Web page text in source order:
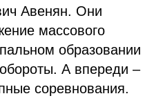
Авенян. Они
массового
образовании
А впереди –
соревнования.